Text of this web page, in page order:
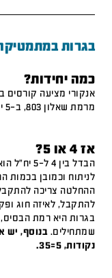
בגרות
כמה יחידות?
מרמת שאלון 803, ב-5 יח"ל נתחיל מרמת שאלון 805.
אז 4 או 5?
הבדל בין
לניתוח וכמובן בכמות
ההחלטה צריכה
בגרות היא רמת הבסיס,
שמתחילים.
נקודות, 5=35.